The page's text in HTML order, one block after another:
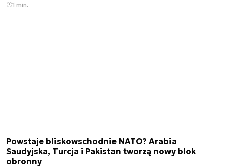
1 min.
Powstaje bliskowschodnie NATO? Arabia
Saudyjska, Turcja i Pakistan tworzą nowy blok
obronny